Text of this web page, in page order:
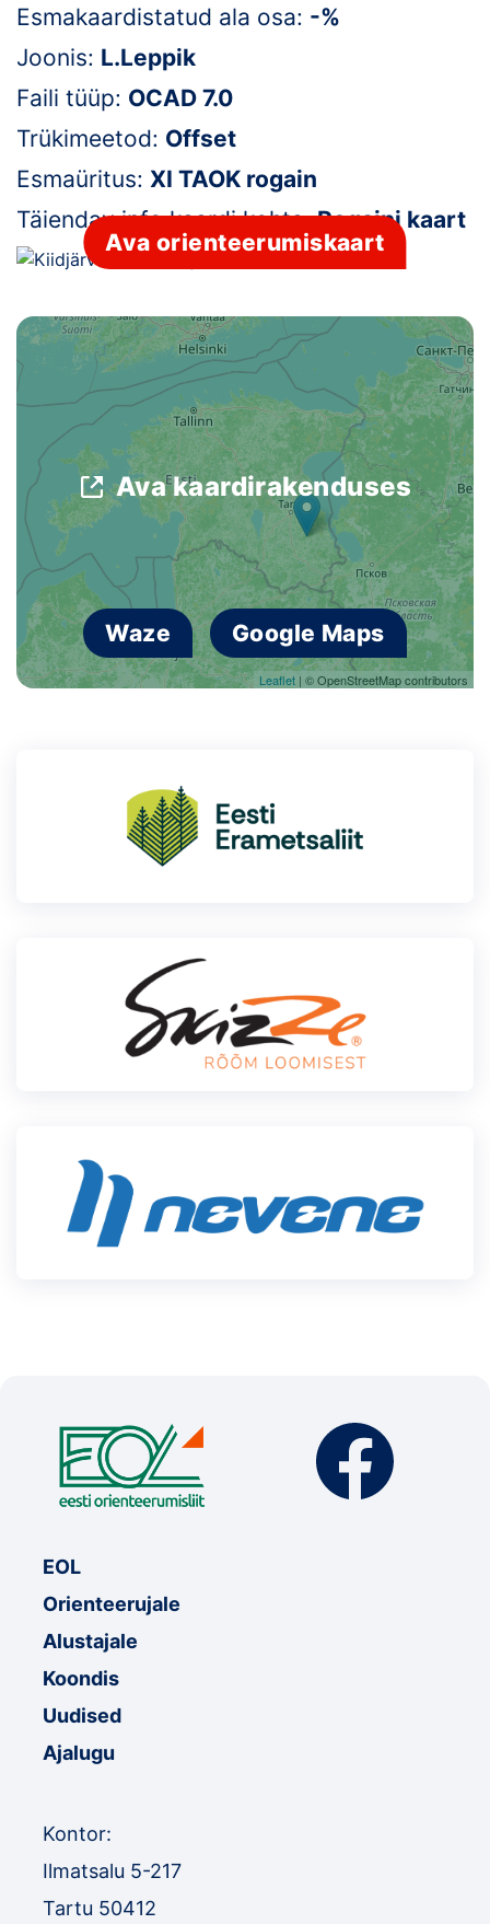
Suletud maastikud
Püsirajad
Koolitused
Esmakaardistatud ala osa: -%
Joonis: L.Leppik
Faili tüüp: OCAD 7.0
Trükimeetod: Offset
Esmaüritus: XI TAOK rogain
Täiendav info kaardi kohta:Rogaini kaart
Ava orienteerumiskaart
Leaflet | © OpenStreetMap contributors
Ava kaardirakenduses
Waze Google Maps
EOL
Orienteerujale
Alustajale
Koondis
Uudised
Ajalugu
Kontor:
Ilmatsalu 5-217
Tartu 50412